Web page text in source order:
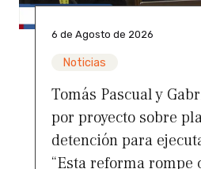
6 de Agosto de 2026
Noticias
Tomás Pascual y
por proyecto sobre
detención para
“Esta reforma